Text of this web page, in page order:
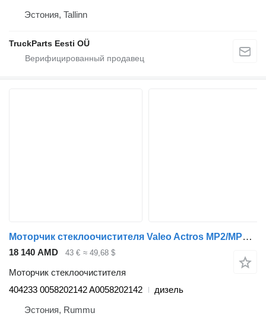
Эстония, Tallinn
TruckParts Eesti OÜ
Моторчик стеклоочистителя Valeo Actros MP2/MP3 (01.02-12.14) 404233 для тягача Mercedes-Benz Actros, Axor MP1, MP2, MP3 (1996-2014)
18 140 AMD 43 € ≈ 49,68 $
Моторчик стеклоочистителя
404233 0058202142 A0058202142
дизель
Эстония, Rummu